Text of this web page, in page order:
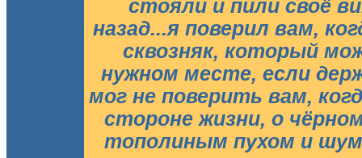
стояли и пили своё
назад...я поверил вам,
сквозняк, который
нужном месте, если
мог не поверить вам,
стороне жизни, о
тополиным пухом и